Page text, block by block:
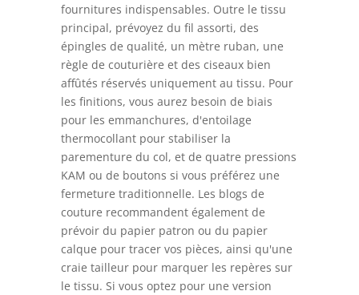
fournitures indispensables. Outre le tissu
principal, prévoyez du fil assorti, des
épingles de qualité, un mètre ruban, une
règle de couturière et des ciseaux bien
affûtés réservés uniquement au tissu. Pour
les finitions, vous aurez besoin de biais
pour les emmanchures, d'entoilage
thermocollant pour stabiliser la
parementure du col, et de quatre pressions
KAM ou de boutons si vous préférez une
fermeture traditionnelle. Les blogs de
couture recommandent également de
prévoir du papier patron ou du papier
calque pour tracer vos pièces, ainsi qu'une
craie tailleur pour marquer les repères sur
le tissu. Si vous optez pour une version